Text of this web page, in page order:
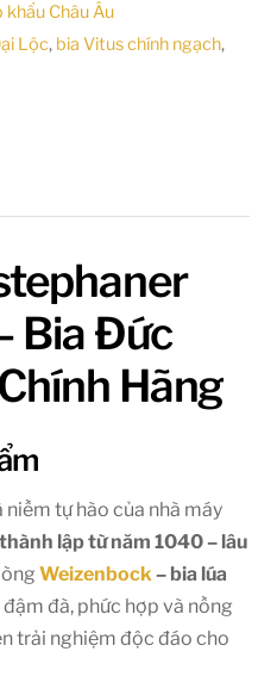
khẩu Châu Âu
Lộc, bia Vitus chính ngạch,
Bia Đức
Hãng
niềm tự hào của nhà máy
lập từ năm 1040 – lâu
Weizenbock – bia lúa
đà, phức hợp và nồng
trải nghiệm độc đáo cho